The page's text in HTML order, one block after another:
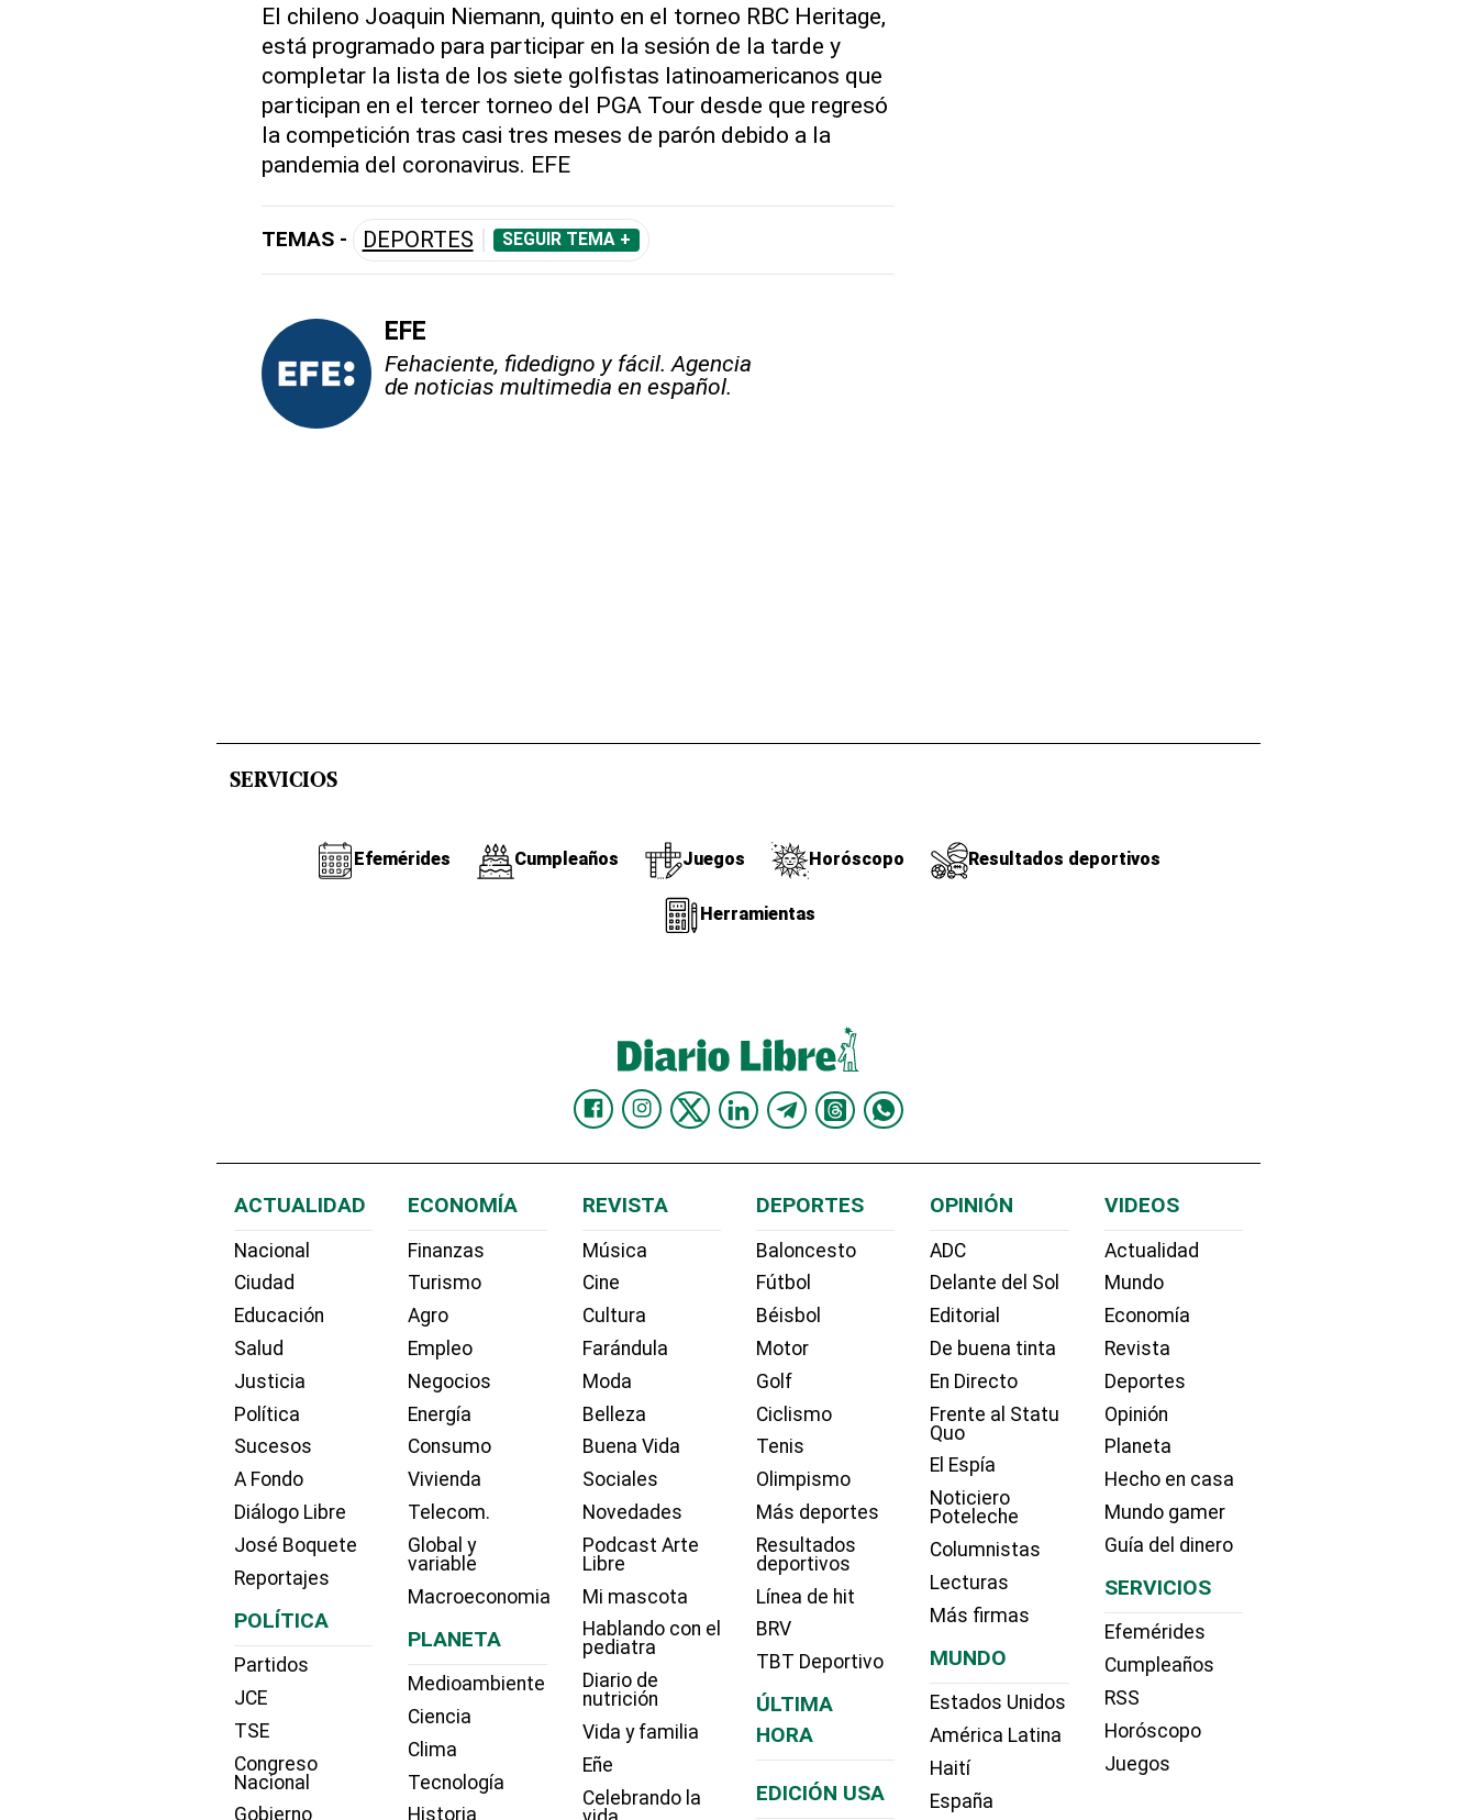
El chileno Joaquin Niemann, quinto en el torneo RBC Heritage,
está programado para participar en la sesión de la tarde y
completar la lista de los siete golfistas latinoamericanos que
participan en el tercer torneo del PGA Tour desde que regresó
la competición tras casi tres meses de parón debido a la
pandemia del coronavirus. EFE
TEMAS - DEPORTES SEGUIR TEMA +
EFE
Fehaciente, fidedigno y fácil. Agencia
de noticias multimedia en español.
SERVICIOS
Efemérides Cumpleaños Juegos Horóscopo Resultados deportivos
Herramientas
ACTUALIDAD
Nacional
Ciudad
Educación
Salud
Justicia
Política
Sucesos
A Fondo
Diálogo Libre
José Boquete
Reportajes
POLÍTICA
Partidos
JCE
TSE
Congreso
Nacional
Gobierno
ECONOMÍA
Finanzas
Turismo
Agro
Empleo
Negocios
Energía
Consumo
Vivienda
Telecom.
Global y
variable
Macroeconomia
PLANETA
Medioambiente
Ciencia
Clima
Tecnología
Historia
REVISTA
Música
Cine
Cultura
Farándula
Moda
Belleza
Buena Vida
Sociales
Novedades
Podcast Arte
Libre
Mi mascota
Hablando con el
pediatra
Diario de
nutrición
Vida y familia
Eñe
Celebrando la
DEPORTES
Baloncesto
Fútbol
Béisbol
Motor
Golf
Ciclismo
Tenis
Olimpismo
Más deportes
Resultados
deportivos
Línea de hit
BRV
TBT Deportivo
ÚLTIMA
HORA
EDICIÓN USA
OPINIÓN
ADC
Delante del Sol
Editorial
De buena tinta
En Directo
Frente al Statu
Quo
El Espía
Noticiero
Poteleche
Columnistas
Lecturas
Más firmas
MUNDO
Estados Unidos
América Latina
Haití
España
VIDEOS
Actualidad
Mundo
Economía
Revista
Deportes
Opinión
Planeta
Hecho en casa
Mundo gamer
Guía del dinero
SERVICIOS
Efemérides
Cumpleaños
RSS
Horóscopo
Juegos